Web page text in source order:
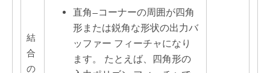
結
合
の
直角—コーナーの周囲が四角
形または鋭角な形状の出力バ
ッファー フィーチャになり
ます。 たとえば、四角形の